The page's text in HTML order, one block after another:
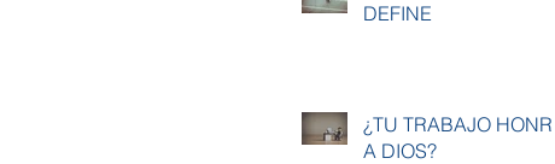
DEFINE
¿TU TRABAJO HONRA
A DIOS?